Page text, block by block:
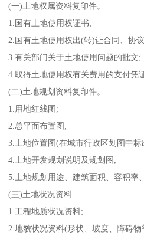
(一)土地权属资料复印件。
1.国有土地使用权证书;
2.国有土地使用权出(转)让合同、协
3.有关部门关于土地使用问题的批文;
4.取得土地使用权有关费用的支付凭
(二)土地规划资料复印件。
1.用地红线图;
2.总平面布置图;
3.土地位置图(在城市行政区划图中标
4.土地开发规划说明及规划图;
5.土地规划用途、建筑面积、容积率
(三)土地状况资料
1.工程地质状况资料;
2.地貌状况资料(形状、坡度、障碍物